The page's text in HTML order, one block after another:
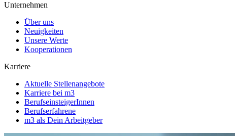
Unternehmen
Über uns
Neuigkeiten
Unsere Werte
Kooperationen
Karriere
Aktuelle Stellenangebote
Karriere bei m3
BerufseinsteigerInnen
Berufserfahrene
m3 als Dein Arbeitgeber